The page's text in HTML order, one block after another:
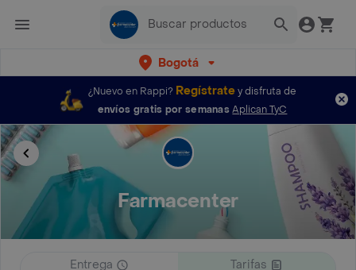
Bogotá
¿Nuevo en Rappi? Regístratey disfruta de
envíos gratis por semanas Aplican TyC
Farmacenter
Entrega
Tarifas